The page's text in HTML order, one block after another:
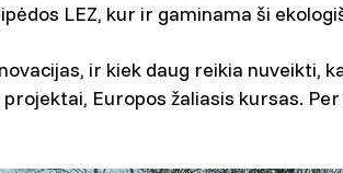
LEZ, kur ir gaminama ši
ir kiek daug reikia nuveikti,
Europos žaliasis kursas.